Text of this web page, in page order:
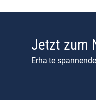
Jetzt zum
Erhalte